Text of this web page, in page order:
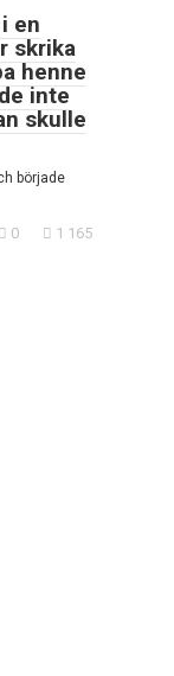
en
skrika
henne
inte
skulle
började
0 1 165